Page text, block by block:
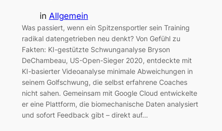
in Allgemein
Was passiert, wenn ein Spitzensportler sein Training
radikal datengetrieben neu denkt? Von Gefühl zu
Fakten: KI-gestützte Schwunganalyse Bryson
DeChambeau, US-Open-Sieger 2020, entdeckte mit
KI-basierter Videoanalyse minimale Abweichungen in
seinem Golfschwung, die selbst erfahrene Coaches
nicht sahen. Gemeinsam mit Google Cloud entwickelte
er eine Plattform, die biomechanische Daten analysiert
und sofort Feedback gibt – direkt auf…